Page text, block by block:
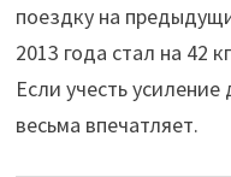
поездку на
2013 года стал на 42
Если учесть
весьма впечатляет.